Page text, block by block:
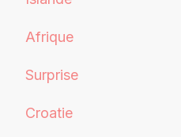
Afrique
Surprise
Croatie